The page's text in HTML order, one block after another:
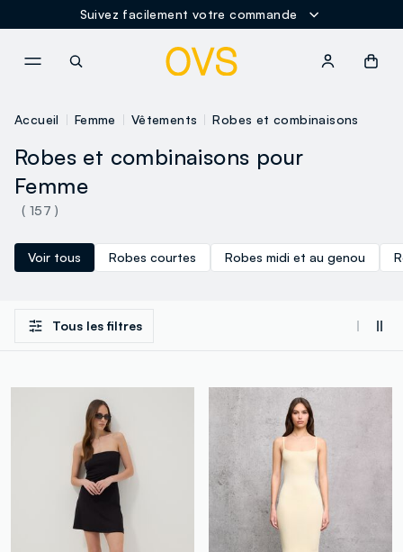
Suivez facilement votre commande
Accueil Femme Vêtements Robes et combinaisons
Robes et combinaisons pour
Femme
( 157 )
Voir tous Robes courtes Robes midi et au genou
Tous les filtres